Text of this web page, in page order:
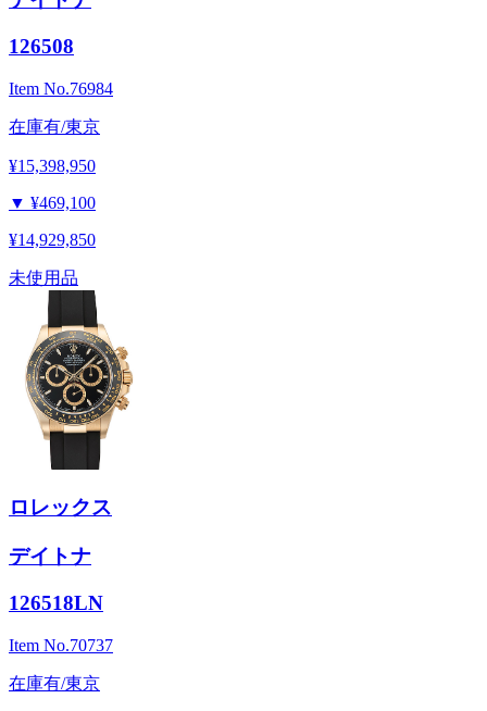
126508
Item No.76984
在庫有/東京
¥15,398,950
▼ ¥469,100
¥14,929,850
未使用品
ロレックス
デイトナ
126518LN
Item No.70737
在庫有/東京